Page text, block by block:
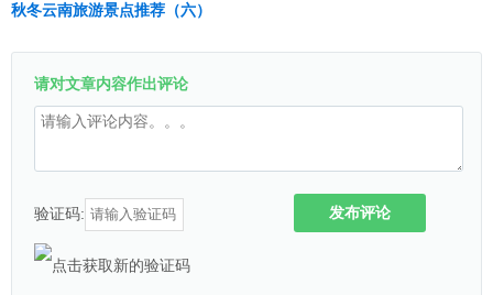
秋冬云南旅游景点推荐（六）
请对文章内容作出评论
验证码: 发布评论